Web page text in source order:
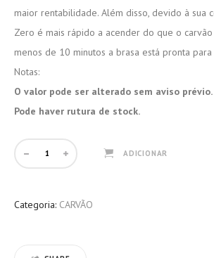
maior rentabilidade. Além disso, devido à sua
Zero é mais rápido a acender do que o carvão
menos de 10 minutos a brasa está pronta
Notas:
O valor pode ser alterado sem aviso prévio.
Pode haver rutura de stock.
ADICIONAR
Categoria: CARVÃO